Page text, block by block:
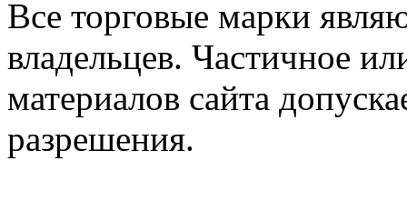
Все торговые марки
владельцев. Частичное
материалов сайта
разрешения.